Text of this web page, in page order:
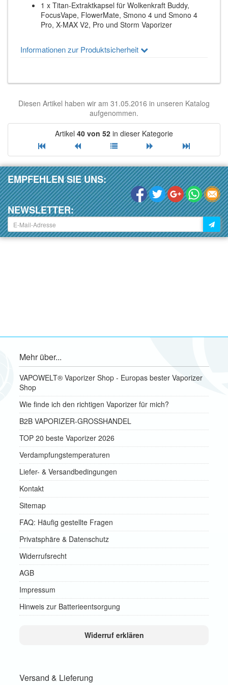
1 x Titan-Extraktkapsel für Wolkenkraft Buddy,
FocusVape, FlowerMate, Smono 4 und Smono 4
Pro, X-MAX V2, Pro und Storm Vaporizer
Informationen zur Produktsicherheit
Diesen Artikel haben wir am 31.05.2016 in unseren Katalog
aufgenommen.
Artikel 40 von 52 in dieser Kategorie
EMPFEHLEN SIE UNS:
NEWSLETTER:
Mehr über...
VAPOWELT® Vaporizer Shop - Europas bester Vaporizer
Shop
Wie finde ich den richtigen Vaporizer für mich?
B2B VAPORIZER-GROSSHANDEL
TOP 20 beste Vaporizer 2026
Verdampfungstemperaturen
Liefer- & Versandbedingungen
Kontakt
Sitemap
FAQ: Häufig gestellte Fragen
Privatsphäre & Datenschutz
Widerrufsrecht
AGB
Impressum
Hinweis zur Batterieentsorgung
Widerruf erklären
Versand & Lieferung